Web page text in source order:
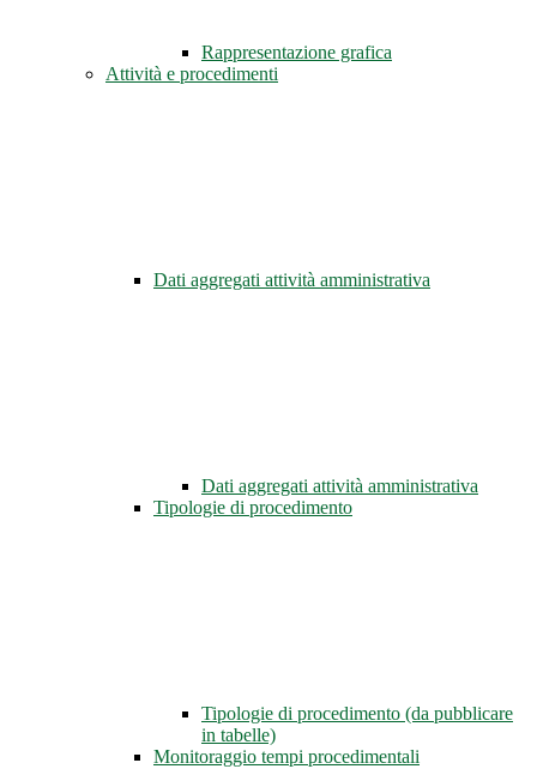
Rappresentazione grafica
Attività e procedimenti
Dati aggregati attività amministrativa
Dati aggregati attività amministrativa
Tipologie di procedimento
Tipologie di procedimento (da pubblicare
in tabelle)
Monitoraggio tempi procedimentali